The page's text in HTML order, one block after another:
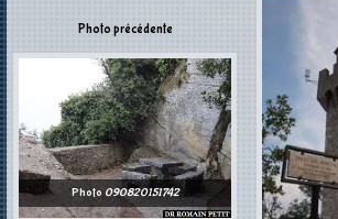
Photo précédente
Photo 090820151742